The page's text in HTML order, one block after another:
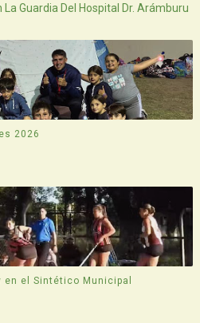
La Guardia Del Hospital Dr. Arámburu
2026
en el Sintético Municipal